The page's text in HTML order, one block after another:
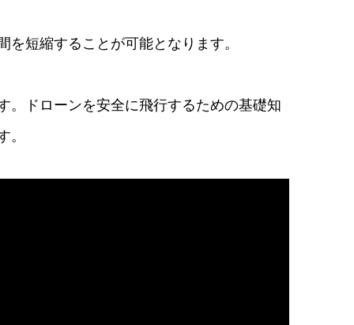
を短縮することが可能となります。
。ドローンを安全に飛行するための基礎知